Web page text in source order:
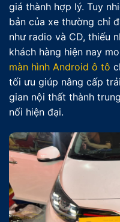
giá thành hợp lý. Tuy
bản của xe thường chỉ
như radio và CD, thiếu
khách hàng hiện nay
màn hình Android ô tô
tối ưu giúp nâng cấp
gian nội thất thành
nối hiện đại.